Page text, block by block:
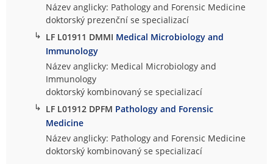
Název anglicky: Pathology and Forensic Medicine
doktorský prezenční se specializací
↳ LF L01911 DMMI Medical Microbiology and
Immunology
Název anglicky: Medical Microbiology and
Immunology
doktorský kombinovaný se specializací
↳ LF L01912 DPFM Pathology and Forensic
Medicine
Název anglicky: Pathology and Forensic Medicine
doktorský kombinovaný se specializací